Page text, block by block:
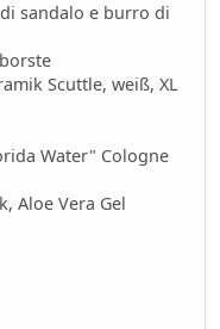
sandalo e burro di
Scuttle, weiß, XL
Water" Cologne
Aloe Vera Gel